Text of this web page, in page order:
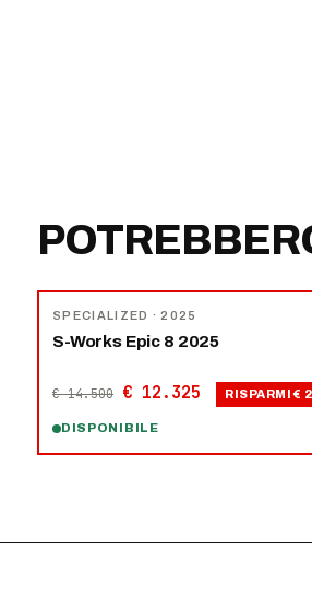
SPECIALIZED · 2025
S-Works Epic 8 2025
€ 14.500 € 12.325 RISPARMI €
DISPONIBILE